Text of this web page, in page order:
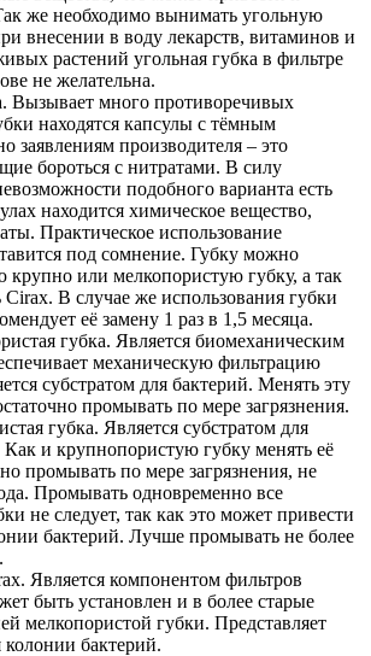
же необходимо вынимать угольную
внесении в воду лекарств, витаминов и
растений угольная губка в фильтре
не желательна.
Вызывает много противоречивых
находятся капсулы с тёмным
заявлениям производителя – это
бороться с нитратами. В силу
подобного варианта есть
находится химическое вещество,
Практическое использование
под сомнение. Губку можно
крупно или мелкопористую губку, а так
В случае же использования губки
её замену 1 раз в 1,5 месяца.
губка. Является биомеханическим
механическую фильтрацию
субстратом для бактерий. Менять эту
промывать по мере загрязнения.
губка. Является субстратом для
и крупнопористую губку менять её
промывать по мере загрязнения, не
Промывать одновременно все
не следует, так как это может привести
бактерий. Лучше промывать не более
Является компонентом фильтров
быть установлен и в более старые
мелкопористой губки. Представляет
колонии бактерий.